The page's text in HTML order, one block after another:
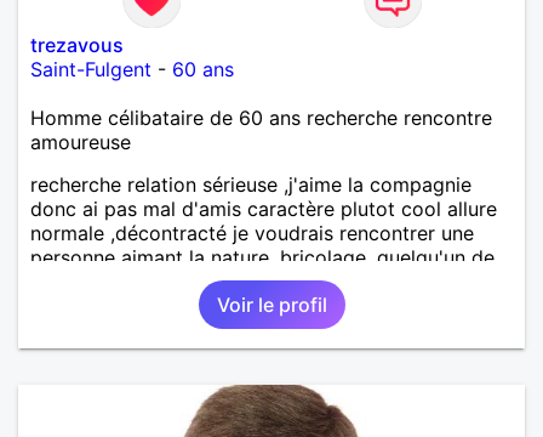
trezavous
Saint-Fulgent - 60 ans
Homme célibataire de 60 ans recherche rencontre
amoureuse
recherche relation sérieuse ,j'aime la compagnie
donc ai pas mal d'amis caractère plutot cool allure
normale ,décontracté je voudrais rencontrer une
personne aimant la nature ,bricolage ,quelqu'un de
simple et naturel à vos claviers mesdames
Voir le profil